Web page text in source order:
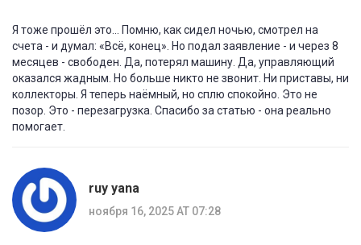
Я тоже прошёл это... Помню, как сидел ночью, смотрел на
счета - и думал: «Всё, конец». Но подал заявление - и через 8
месяцев - свободен. Да, потерял машину. Да, управляющий
оказался жадным. Но больше никто не звонит. Ни приставы, ни
коллекторы. Я теперь наёмный, но сплю спокойно. Это не
позор. Это - перезагрузка. Спасибо за статью - она реально
помогает.
ruy yana
ноября 16, 2025 AT 07:28